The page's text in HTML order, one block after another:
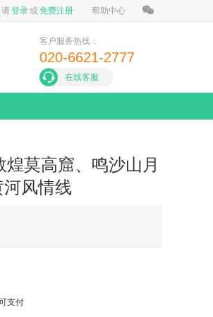
请登录或免费注册 帮助中心
客户服务热线：
020-6621-2777
在线客服
莫高窟、鸣沙山月
风情线
支付